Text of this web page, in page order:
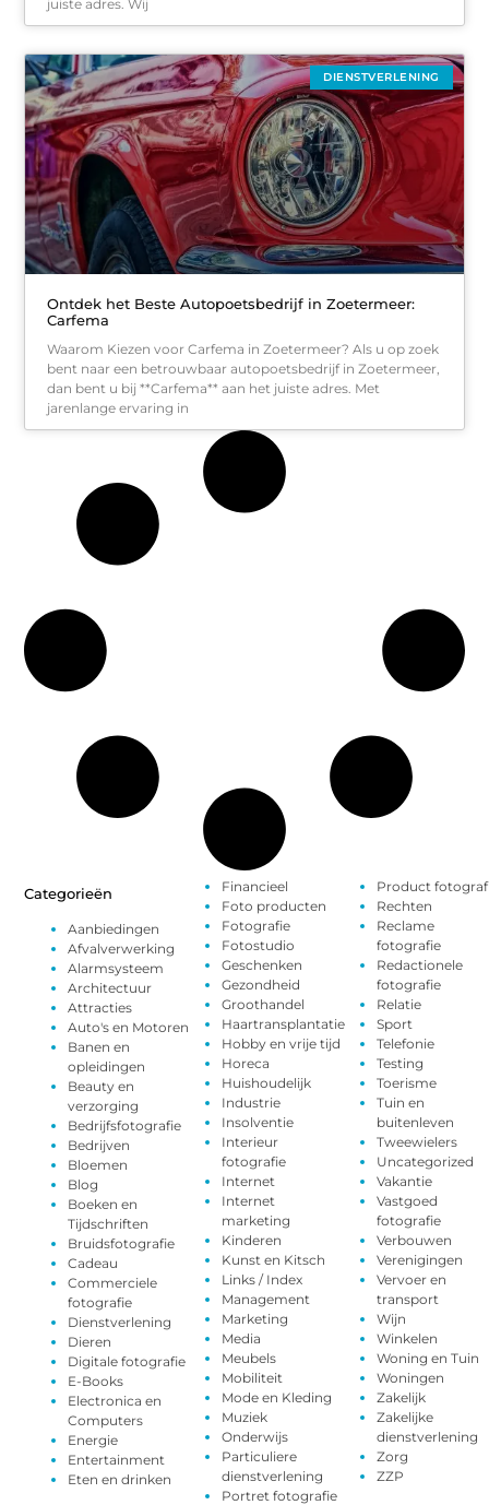
juiste adres. Wij
DIENSTVERLENING
Ontdek het Beste Autopoetsbedrijf in Zoetermeer:
Carfema
Waarom Kiezen voor Carfema in Zoetermeer? Als u op zoek
bent naar een betrouwbaar autopoetsbedrijf in Zoetermeer,
dan bent u bij **Carfema** aan het juiste adres. Met
jarenlange ervaring in
Categorieën
Aanbiedingen
Afvalverwerking
Alarmsysteem
Architectuur
Attracties
Auto's en Motoren
Banen en
opleidingen
Beauty en
verzorging
Bedrijfsfotografie
Bedrijven
Bloemen
Blog
Boeken en
Tijdschriften
Bruidsfotografie
Cadeau
Commerciele
fotografie
Dienstverlening
Dieren
Digitale fotografie
E-Books
Electronica en
Computers
Energie
Entertainment
Eten en drinken
Financieel
Foto producten
Fotografie
Fotostudio
Geschenken
Gezondheid
Groothandel
Haartransplantatie
Hobby en vrije tijd
Horeca
Huishoudelijk
Industrie
Insolventie
Interieur
fotografie
Internet
Internet
marketing
Kinderen
Kunst en Kitsch
Links / Index
Management
Marketing
Media
Meubels
Mobiliteit
Mode en Kleding
Muziek
Onderwijs
Particuliere
dienstverlening
Portret fotografie
Product
Rechten
Reclame
fotografie
Redactionele
fotografie
Relatie
Sport
Telefonie
Testing
Toerisme
Tuin en
buitenleven
Tweewielers
Uncategorized
Vakantie
Vastgoed
fotografie
Verbouwen
Verenigingen
Vervoer en
transport
Wijn
Winkelen
Woning en Tuin
Woningen
Zakelijk
Zakelijke
dienstverlening
Zorg
ZZP